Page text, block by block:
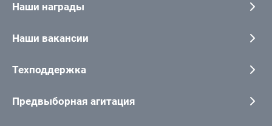
Наши награды
Наши вакансии
Техподдержка
Предвыборная агитация